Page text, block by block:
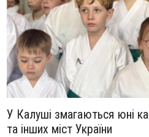
У Калуші змагаються юні
та інших міст України